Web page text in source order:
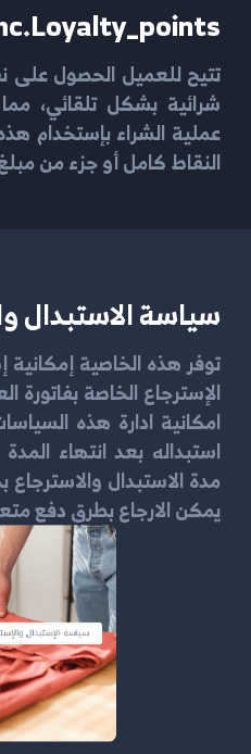
تتيح للعميل الحصول على
شرائية بشكل تلقائي،
عملية الشراء بإستخدام
النقاط كامل أو جزء من
سياسة الاستبدال
توفر هذه الخاصية
الإسترجاع الخاصة
امكانية ادارة هذه
استبداله بعد انتهاء
مدة الاستبدال
يمكن الارجاع بطرق دفع